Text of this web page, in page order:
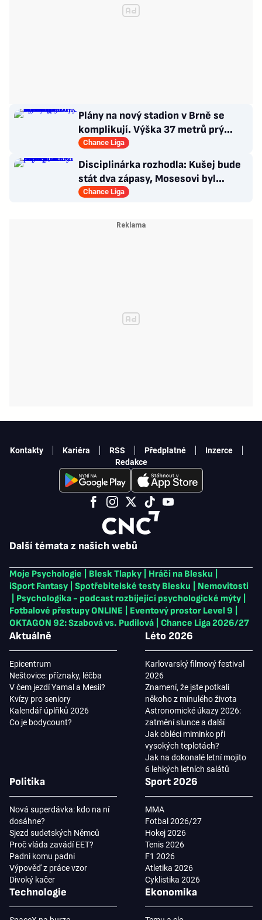
Plány na nový stadion v Brně se
komplikují. Výška 37 metrů prý
narušuje výhled na centrum
Chance Liga
Disciplinárka rozhodla: Kušej bude
stát dva zápasy, Mosesovi byl
prominut zbytek trestu
Chance Liga
Další témata z našich webů
Moje Psychologie Blesk Tlapky Hráči na Blesku
iSport Fantasy
Spotřebitelské testy Blesku
Nemovitosti
Psychologika - podcast rozbíjející psychologické mýty
Fotbalové přestupy ONLINE
Eventový prostor Level 9
OKTAGON 92: Szabová vs. Pudilová
Chance Liga 2026/27
Aktuálně
Epicentrum
Neštovice: příznaky, léčba
V čem jezdí Yamal a Mesii?
Kvízy pro seniory
Kalendář úplňků 2026
Co je bodycount?
Léto 2026
Karlovarský filmový festival
2026
Znamení, že jste potkali
někoho z minulého života
Astronomické úkazy 2026:
zatmění slunce a další
Jak obléci miminko při
vysokých teplotách?
Jak na dokonalé letní mojito
6 lehkých letních salátů
Politika
Nová superdávka: kdo na ní
dosáhne?
Sjezd sudetských Němců
Proč vláda zavádí EET?
Padni komu padni
Výpověď z práce vzor
Divoký kačer
Sport 2026
MMA
Fotbal 2026/27
Hokej 2026
Tenis 2026
F1 2026
Atletika 2026
Cyklistika 2026
Technologie Ekonomika
Kontakty Kariéra RSS Předplatné
Inzerce
Redakce